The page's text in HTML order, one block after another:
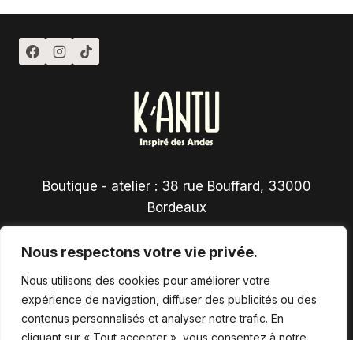
Nous respectons votre vie privée.
Nous utilisons des cookies pour améliorer votre
expérience de navigation, diffuser des publicités ou des
contenus personnalisés et analyser notre trafic. En
cliquant sur « Tout accepter », vous consentez à notre
Boutique - atelier : 38 rue Bouffard, 33000
Bordeaux
Conditions générales de vente